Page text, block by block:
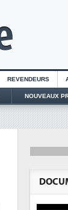
REVENDEURS
NOUVEAUX